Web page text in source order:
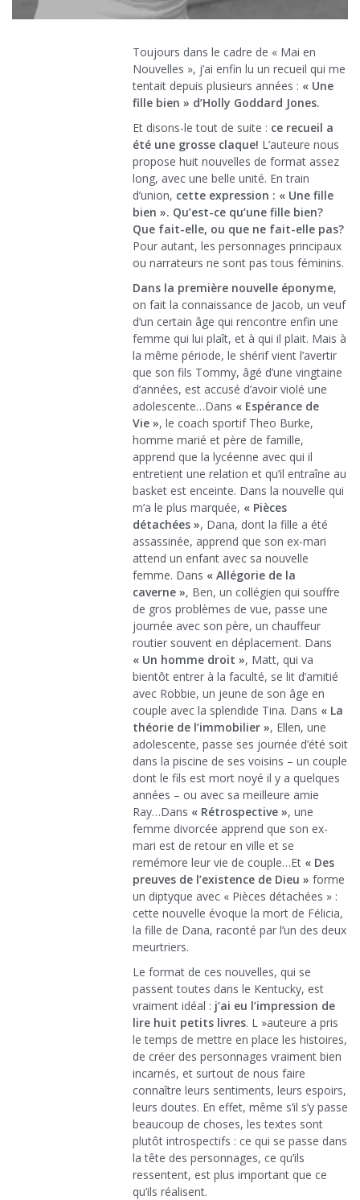
Toujours dans le cadre de « Mai en
Nouvelles », j’ai enfin lu un recueil qui me
tentait depuis plusieurs années : « Une
fille bien » d’Holly Goddard Jones.
Et disons-le tout de suite : ce recueil a
été une grosse claque! L’auteure nous
propose huit nouvelles de format assez
long, avec une belle unité. En train
d’union, cette expression : « Une fille
bien ». Qu’est-ce qu’une fille bien?
Que fait-elle, ou que ne fait-elle pas?
Pour autant, les personnages principaux
ou narrateurs ne sont pas tous féminins.
Dans la première nouvelle éponyme,
on fait la connaissance de Jacob, un veuf
d’un certain âge qui rencontre enfin une
femme qui lui plaît, et à qui il plait. Mais à
la même période, le shérif vient l’avertir
que son fils Tommy, âgé d’une vingtaine
d’années, est accusé d’avoir violé une
adolescente…Dans « Espérance de
Vie », le coach sportif Theo Burke,
homme marié et père de famille,
apprend que la lycéenne avec qui il
entretient une relation et qu’il entraîne au
basket est enceinte. Dans la nouvelle qui
m’a le plus marquée, « Pièces
détachées », Dana, dont la fille a été
assassinée, apprend que son ex-mari
attend un enfant avec sa nouvelle
femme. Dans « Allégorie de la
caverne », Ben, un collégien qui souffre
de gros problèmes de vue, passe une
journée avec son père, un chauffeur
routier souvent en déplacement. Dans
« Un homme droit », Matt, qui va
bientôt entrer à la faculté, se lit d’amitié
avec Robbie, un jeune de son âge en
couple avec la splendide Tina. Dans « La
théorie de l’immobilier », Ellen, une
adolescente, passe ses journée d’été soit
dans la piscine de ses voisins – un couple
dont le fils est mort noyé il y a quelques
années – ou avec sa meilleure amie
Ray…Dans « Rétrospective », une
femme divorcée apprend que son ex-
mari est de retour en ville et se
remémore leur vie de couple…Et « Des
preuves de l’existence de Dieu » forme
un diptyque avec « Pièces détachées » :
cette nouvelle évoque la mort de Félicia,
la fille de Dana, raconté par l’un des deux
meurtriers.
Le format de ces nouvelles, qui se
passent toutes dans le Kentucky, est
vraiment idéal : j’ai eu l’impression de
lire huit petits livres. L »auteure a pris
le temps de mettre en place les histoires,
de créer des personnages vraiment bien
incarnés, et surtout de nous faire
connaître leurs sentiments, leurs espoirs,
leurs doutes. En effet, même s’il s’y passe
beaucoup de choses, les textes sont
plutôt introspectifs : ce qui se passe dans
la tête des personnages, ce qu’ils
ressentent, est plus important que ce
qu’ils réalisent.